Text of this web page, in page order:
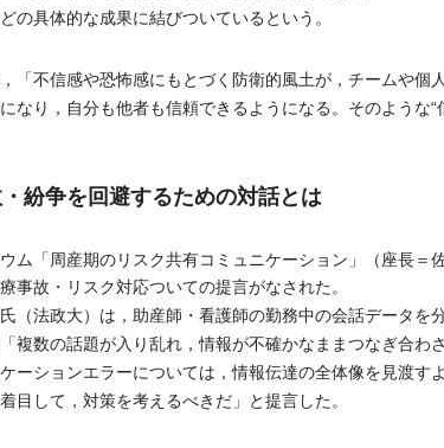
の具体的な成果に結びついているという。
「不信感や恐怖感にもとづく防衛的風土が，チームや個
なり，自分も他者も信頼できるようになる。そのような
紛争を回避するための対話とは
ム「周産期のリスク共有コミュニケーション」（座長＝
事故・リスク対応ついての提言がなされた。
（法政大）は，助産師・看護師の勤務中の会話データを
複数の話題が入り乱れ，情報が不確かなままつなぎ合わ
ーションエラーについては，情報伝達の全体像を見渡
目して，対策を考えるべきだ」と提言した。